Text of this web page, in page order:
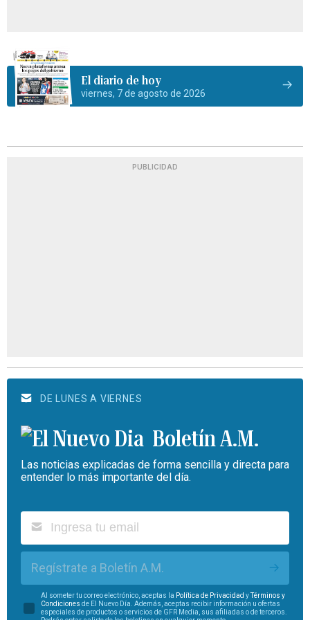
El diario de hoy
viernes, 7 de agosto de 2026
PUBLICIDAD
DE LUNES A VIERNES
Boletín A.M.
Las noticias explicadas de forma sencilla y directa para
entender lo más importante del día.
Regístrate a Boletín A.M.
Al someter tu correo electrónico, aceptas la Política de Privacidad yTérminos y
Condiciones de El Nuevo Día. Además, aceptas recibir información u ofertas
especiales de productos o servicios de GFR Media, sus afiliadas o de terceros.